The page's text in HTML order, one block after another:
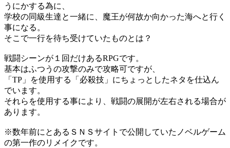
うにかする為に、
学校の同級生達と一緒に、魔王が何故か向かった海へと行く
事になる。
そこで一行を待ち受けていたものとは？
戦闘シーンが１回だけあるRPGです。
基本はふつうの攻撃のみで攻略可ですが、
「TP」を使用する「必殺技」にちょっとしたネタを仕込ん
でいます。
それらを使用する事により、戦闘の展開が左右される場合が
あります。
※数年前にとあるＳＮＳサイトで公開していたノベルゲーム
の第一作のリメイクです。